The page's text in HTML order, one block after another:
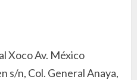
Xoco Av. México
s/n, Col. General Anaya,